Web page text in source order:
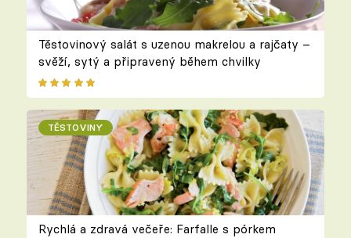
Těstovinový salát s uzenou makrelou a rajčaty –
svěží, sytý a připravený během chvilky
TĚSTOVINY
Rychlá a zdravá večeře: Farfalle s pórkem